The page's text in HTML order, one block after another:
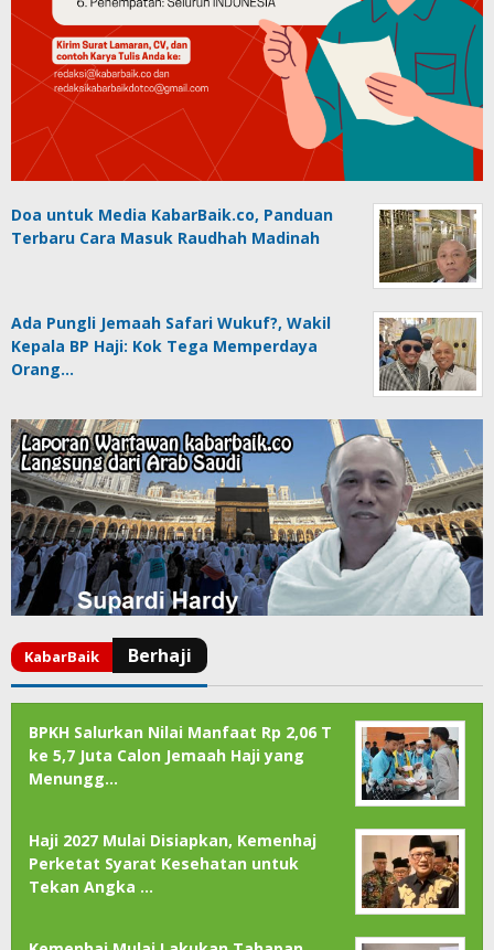
Doa untuk Media KabarBaik.co, Panduan
Terbaru Cara Masuk Raudhah Madinah
Ada Pungli Jemaah Safari Wukuf?, Wakil
Kepala BP Haji: Kok Tega Memperdaya
Orang…
BPKH Salurkan Nilai Manfaat Rp 2,06 T
ke 5,7 Juta Calon Jemaah Haji yang
Menungg…
Haji 2027 Mulai Disiapkan, Kemenhaj
Perketat Syarat Kesehatan untuk
Tekan Angka …